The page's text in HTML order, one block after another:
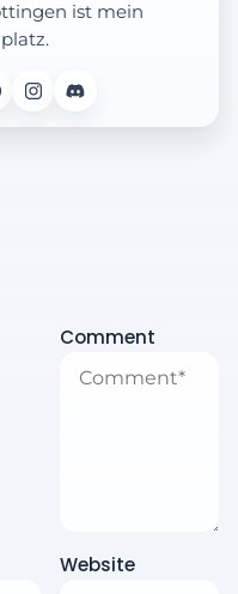
ist mein
Comment
Website